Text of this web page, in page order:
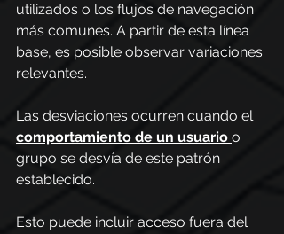
utilizados o los flujos de navegación
más comunes. A partir de esta línea
base, es posible observar variaciones
relevantes.
Las desviaciones ocurren cuando el
comportamiento de un usuario o
grupo se desvía de este patrón
establecido.
Esto puede incluir acceso fuera del